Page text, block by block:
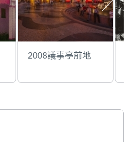
2008議事亭前地